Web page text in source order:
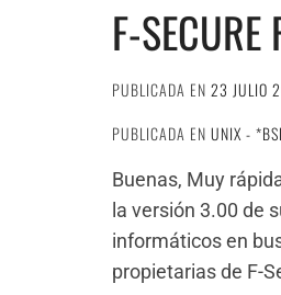
F-
PUBLICADA EN 23 JULIO
PUBLICADA EN UNIX -
Buenas, Muy
la versión 3.00 de
informáticos en
propietarias de F-